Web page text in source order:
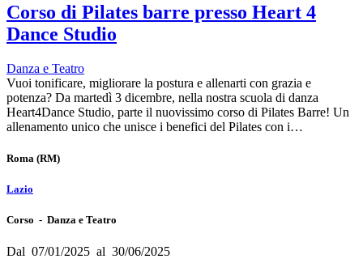
Corso di Pilates barre presso Heart 4
Dance Studio
Danza e Teatro
Vuoi tonificare, migliorare la postura e allenarti con grazia e
potenza? Da martedì 3 dicembre, nella nostra scuola di danza
Heart4Dance Studio, parte il nuovissimo corso di Pilates Barre! Un
allenamento unico che unisce i benefici del Pilates con i…
Roma (RM)
Lazio
Corso - Danza e Teatro
Dal 07/01/2025 al 30/06/2025